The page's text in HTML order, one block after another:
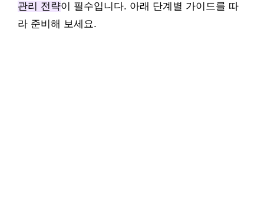
관리 전략이 필수입니다. 아래 단계별 가이드를 따
라 준비해 보세요.